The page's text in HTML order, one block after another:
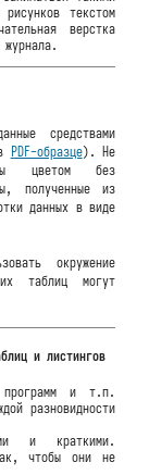
текстом
верстка
журнала.
средствами
PDF-образце). Не
цветом без
полученные из
данных в виде
окружение
таблиц могут
и листингов
программ и т.п.
разновидности
и краткими.
чтобы они не